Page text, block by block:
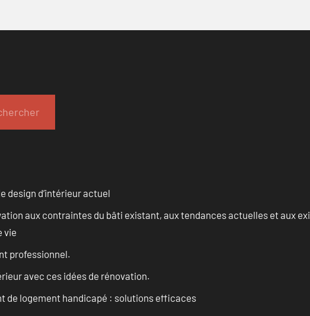
design d’intérieur actuel
aux contraintes du bâti existant, aux tendances actuelles et aux
vie
professionnel.
avec ces idées de rénovation.
de logement handicapé : solutions efficaces